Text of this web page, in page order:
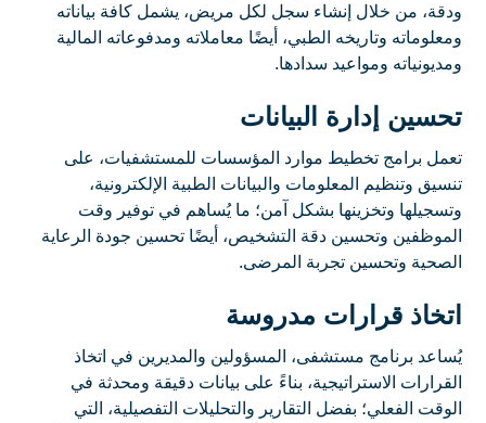
ودقة، من خلال إنشاء سجل لكل مريض، يشمل كافة بياناته
ومعلوماته وتاريخه الطبي، أيضًا معاملاته ومدفوعاته المالية
ومديونياته ومواعيد سدادها.
تحسين إدارة البيانات
تعمل برامج تخطيط موارد المؤسسات للمستشفيات، على
تنسيق وتنظيم المعلومات والبيانات الطبية الإلكترونية،
وتسجيلها وتخزينها بشكل آمن؛ ما يُساهم في توفير وقت
الموظفين وتحسين دقة التشخيص، أيضًا تحسين جودة الرعاية
الصحية وتحسين تجربة المرضى.
اتخاذ قرارات مدروسة
يُساعد برنامج مستشفى، المسؤولين والمديرين في اتخاذ
القرارات الاستراتيجية، بناءً على بيانات دقيقة ومحدثة في
الوقت الفعلي؛ بفضل التقارير والتحليلات التفصيلية، التي